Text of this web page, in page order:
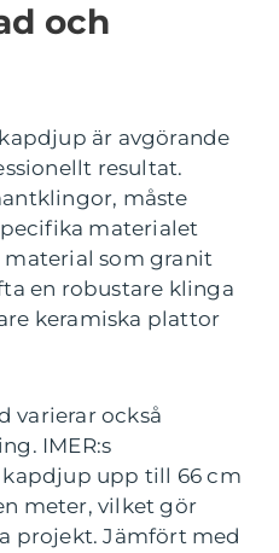
och
är avgörande
resultat.
måste
materialet
material som granit
en robustare klinga
keramiska plattor
varierar också
IMER:s
upp till 66 cm
meter, vilket gör
projekt. Jämfört med